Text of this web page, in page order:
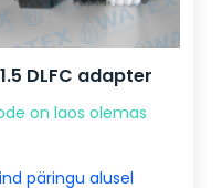
DLFC adapter
on laos olemas
päringu alusel